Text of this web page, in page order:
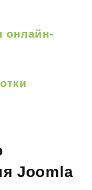
онлайн-
Joomla